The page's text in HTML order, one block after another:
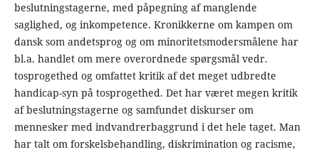
beslutningstagerne, med påpegning af manglende
saglighed, og inkompetence. Kronikkerne om kampen om
dansk som andetsprog og om minoritetsmodersmålene har
bl.a. handlet om mere overordnede spørgsmål vedr.
tosprogethed og omfattet kritik af det meget udbredte
handicap-syn på tosprogethed. Det har været megen kritik
af beslutningstagerne og samfundet diskurser om
mennesker med indvandrerbaggrund i det hele taget. Man
har talt om forskelsbehandling, diskrimination og racisme,